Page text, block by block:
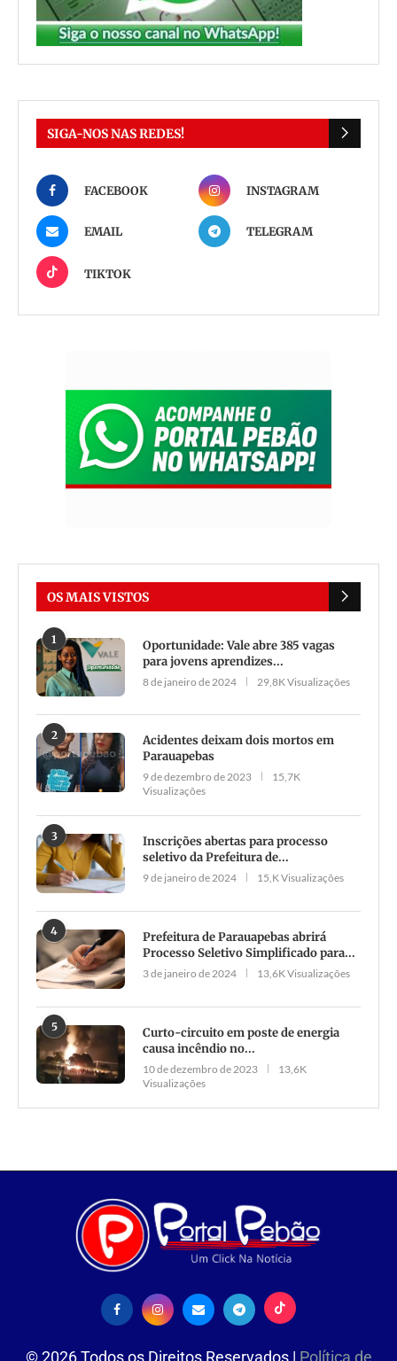
SIGA-NOS NAS REDES!
FACEBOOK INSTAGRAM
EMAIL TELEGRAM
TIKTOK
OS MAIS VISTOS
1
Oportunidade: Vale abre 385 vagas
para jovens aprendizes...
8 de janeiro de 2024 29,8K Visualizações
2
Acidentes deixam dois mortos em
Parauapebas
9 de dezembro de 2023
15,7K
Visualizações
3
Inscrições abertas para processo
seletivo da Prefeitura de...
9 de janeiro de 2024 15,K Visualizações
4
Prefeitura de Parauapebas abrirá
Processo Seletivo Simplificado para...
3 de janeiro de 2024 13,6K Visualizações
5
Curto-circuito em poste de energia
causa incêndio no...
10 de dezembro de 2023
13,6K
Visualizações
©2026Todos os Direitos Reservados | Política de